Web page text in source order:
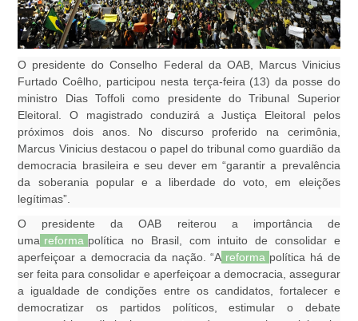
O presidente do Conselho Federal da OAB, Marcus Vinicius
Furtado Coêlho, participou nesta terça-feira (13) da posse do
ministro Dias Toffoli como presidente do Tribunal Superior
Eleitoral. O magistrado conduzirá a Justiça Eleitoral pelos
próximos dois anos. No discurso proferido na cerimônia,
Marcus Vinicius destacou o papel do tribunal como guardião da
democracia brasileira e seu dever em “garantir a prevalência
da soberania popular e a liberdade do voto, em eleições
legítimas”.
O presidente da OAB reiterou a importância de
uma reforma política no Brasil, com intuito de consolidar e
aperfeiçoar a democracia da nação. “A reforma política há de
ser feita para consolidar e aperfeiçoar a democracia, assegurar
a igualdade de condições entre os candidatos, fortalecer e
democratizar os partidos políticos, estimular o debate